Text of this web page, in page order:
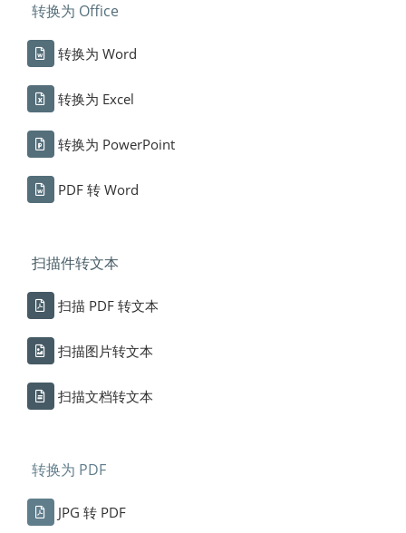
转换为 Office
转换为 Word
转换为 Excel
转换为 PowerPoint
PDF 转 Word
扫描件转文本
扫描 PDF 转文本
扫描图片转文本
扫描文档转文本
转换为 PDF
JPG 转 PDF